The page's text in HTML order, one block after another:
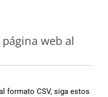
web al
formato CSV, siga estos